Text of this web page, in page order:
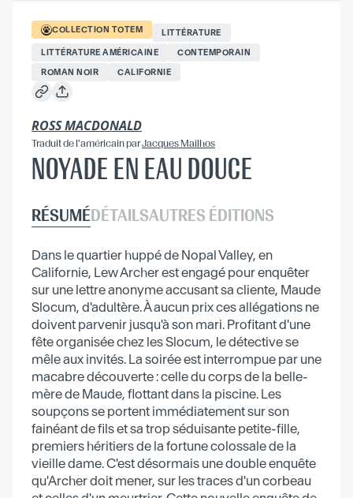
COLLECTION TOTEM
LITTÉRATURE
LITTÉRATURE AMÉRICAINE
CONTEMPORAIN
ROMAN NOIR
CALIFORNIE
ROSS MACDONALD
Traduitde l'américainparJacques Mailhos
NOYADE EN EAU DOUCE
RÉSUMÉDÉTAILSAUTRES ÉDITIONS
Dans le quartier huppé de Nopal Valley, en
Californie, Lew Archer est engagé pour enquêter
sur une lettre anonyme accusant sa cliente, Maude
Slocum, d'adultère. À aucun prix ces allégations ne
doivent parvenir jusqu'à son mari. Profitant d'une
fête organisée chez les Slocum, le détective se
mêle aux invités. La soirée est interrompue par une
macabre découverte : celle du corps de la belle-
mère de Maude, flottant dans la piscine. Les
soupçons se portent immédiatement sur son
fainéant de fils et sa trop séduisante petite-fille,
premiers héritiers de la fortune colossale de la
vieille dame. C'est désormais une double enquête
qu'Archer doit mener, sur les traces d'un corbeau